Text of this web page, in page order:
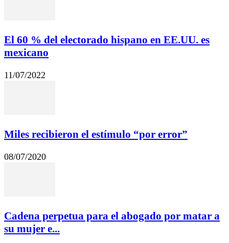
El 60 % del electorado hispano en EE.UU. es
mexicano
11/07/2022
Miles recibieron el estímulo “por error”
08/07/2020
Cadena perpetua para el abogado por matar a
su mujer e...